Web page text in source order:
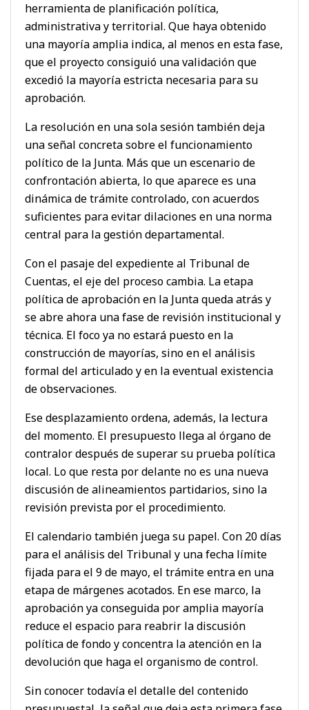
herramienta de planificación política,
administrativa y territorial. Que haya obtenido
una mayoría amplia indica, al menos en esta fase,
que el proyecto consiguió una validación que
excedió la mayoría estricta necesaria para su
aprobación.
La resolución en una sola sesión también deja
una señal concreta sobre el funcionamiento
político de la Junta. Más que un escenario de
confrontación abierta, lo que aparece es una
dinámica de trámite controlado, con acuerdos
suficientes para evitar dilaciones en una norma
central para la gestión departamental.
Con el pasaje del expediente al Tribunal de
Cuentas, el eje del proceso cambia. La etapa
política de aprobación en la Junta queda atrás y
se abre ahora una fase de revisión institucional y
técnica. El foco ya no estará puesto en la
construcción de mayorías, sino en el análisis
formal del articulado y en la eventual existencia
de observaciones.
Ese desplazamiento ordena, además, la lectura
del momento. El presupuesto llega al órgano de
contralor después de superar su prueba política
local. Lo que resta por delante no es una nueva
discusión de alineamientos partidarios, sino la
revisión prevista por el procedimiento.
El calendario también juega su papel. Con 20 días
para el análisis del Tribunal y una fecha límite
fijada para el 9 de mayo, el trámite entra en una
etapa de márgenes acotados. En ese marco, la
aprobación ya conseguida por amplia mayoría
reduce el espacio para reabrir la discusión
política de fondo y concentra la atención en la
devolución que haga el organismo de control.
Sin conocer todavía el detalle del contenido